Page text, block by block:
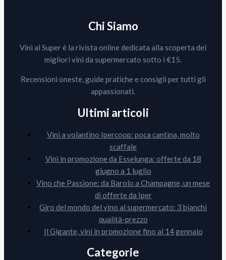
Chi Siamo
Vini al Super è la rivista online dedicata alla scoperta dei
migliori vini da supermercato sotto i €15.
Recensioni oneste, guide pratiche e consigli per tutti gli
appassionati.
Ultimi articoli
Vini a volantino Ipercoop: poca cantina, molto
scaffale
Vini in promozione da Esselunga: offerte da 18
giugno a 1 luglio
Vino che Passione: da Barolo a Champagne, un mese
di offerte da Iper
Giro del mondo del vino al supermercato: 3 bianchi
qualità-prezzo
Il Gigante, vini in promozione fino al 14 gennaio
Categorie